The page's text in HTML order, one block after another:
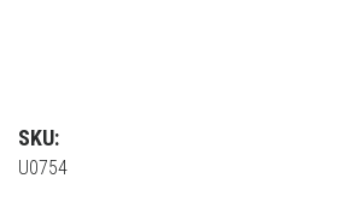
SKU:
U0754